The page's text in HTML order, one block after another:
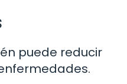
puede reducir